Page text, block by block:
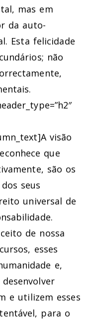
mas em
da auto-
Esta felicidade
não
A visão
que
são os
seus
universal de
de nossa
esses
e,
e utilizem esses
para o